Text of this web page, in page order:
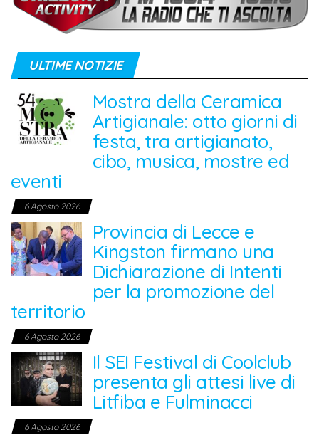
ULTIME NOTIZIE
Mostra della Ceramica
Artigianale: otto giorni di
festa, tra artigianato,
cibo, musica, mostre ed
eventi
6 Agosto 2026
Provincia di Lecce e
Kingston firmano una
Dichiarazione di Intenti
per la promozione del
territorio
6 Agosto 2026
Il SEI Festival di Coolclub
presenta gli attesi live di
Litfiba e Fulminacci
6 Agosto 2026